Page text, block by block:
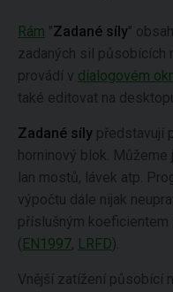
Rám "Zadané síly"
zadaných sil působících
provádí v dialogovém
také editovat na
Zadané síly představují
horninový blok.
lan mostů, lávek atp.
výpočtu dále nijak
příslušným
( EN1997, LRFD).
Vnější zatížení působící